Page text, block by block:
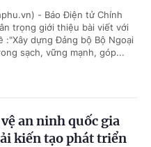
- Báo Điện tử Chính
trọng giới thiệu bài viết với
:"Xây dựng Đảng bộ Bộ Ngoại
sạch, vững mạnh, góp...
an ninh quốc gia
kiến tạo phát triển